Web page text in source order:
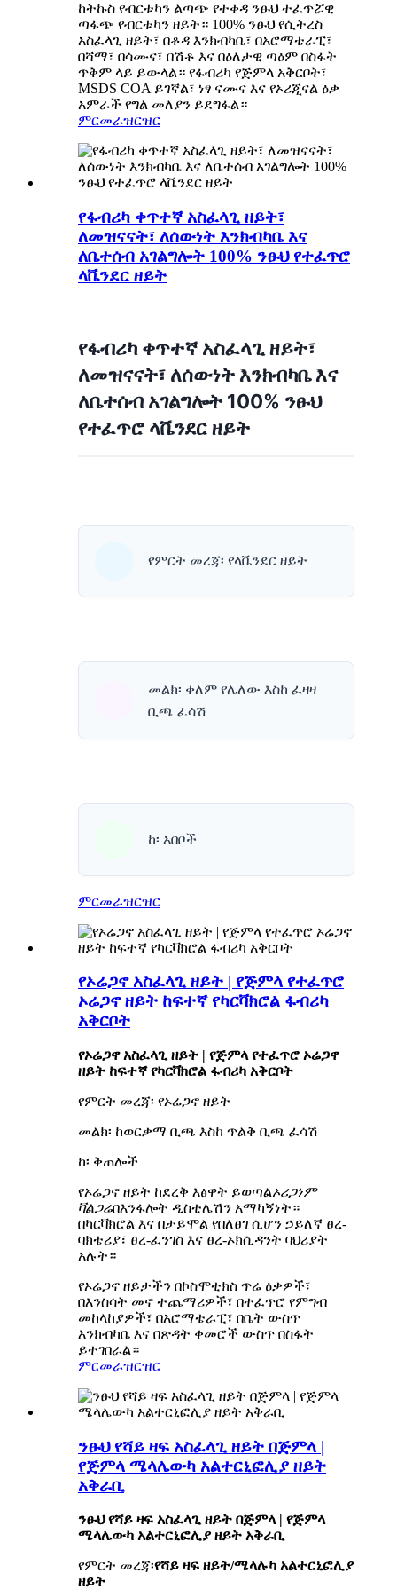
ከትኩስ የብርቱካን ልጣጭ የተቀዳ ንፁህ ተፈጥሯዊ
ጣፋጭ የብርቱካን ዘይት። 100% ንፁህ የሲትረስ
አስፈላጊ ዘይት፣ በቆዳ እንክብካቤ፣ በአሮማቴራፒ፣
በሻማ፣ በሳሙና፣ በሽቶ እና በዕለታዊ ጣዕም በስፋት
ጥቅም ላይ ይውላል። የፋብሪካ የጅምላ አቅርቦት፣
MSDS COA ይገኛል፣ ነፃ ናሙና እና የኦሪጂናል ዕቃ
አምራች የግል መለያን ይደግፋል።
ምርመራዝርዝር
የፋብሪካ ቀጥተኛ አስፈላጊ ዘይት፣
ለመዝናናት፣ ለሰውነት እንክብካቤ እና
ለቤተሰብ አገልግሎት 100% ንፁህ የተፈጥሮ
ላቬንደር ዘይት
የፋብሪካ ቀጥተኛ አስፈላጊ ዘይት፣
ለመዝናናት፣ ለሰውነት እንክብካቤ እና
ለቤተሰብ አገልግሎት 100% ንፁህ
የተፈጥሮ ላቬንደር ዘይት
የምርት መረጃ፡ የላቬንደር ዘይት
መልክ፡ ቀለም የሌለው እስከ ፈዛዛ
ቢጫ ፈሳሽ
ከ፡ አበቦች
ምርመራዝርዝር
የኦሬጋኖ አስፈላጊ ዘይት | የጅምላ የተፈጥሮ
ኦሬጋኖ ዘይት ከፍተኛ የካርቫክሮል ፋብሪካ
አቅርቦት
የኦሬጋኖ አስፈላጊ ዘይት | የጅምላ የተፈጥሮ ኦሬጋኖ
ዘይት ከፍተኛ የካርቫክሮል ፋብሪካ አቅርቦት
የምርት መረጃ፡ የኦሬጋኖ ዘይት
መልክ፡ ከወርቃማ ቢጫ እስከ ጥልቅ ቢጫ ፈሳሽ
ከ፡ ቅጠሎች
የኦሬጋኖ ዘይት ከደረቅ እፅዋት ይወጣልኦሪጋነም
ቫልጋሬበእንፋሎት ዲስቲሌሽን አማካኝነት።
በካርቫክሮል እና በታይሞል የበለፀገ ሲሆን ኃይለኛ ፀረ-
ባክቴሪያ፣ ፀረ-ፈንገስ እና ፀረ-ኦክሲዳንት ባህሪያት
አሉት።
የኦሬጋኖ ዘይታችን በኮስሞቲክስ ጥሬ ዕቃዎች፣
በእንስሳት መኖ ተጨማሪዎች፣ በተፈጥሮ የምግብ
መከላከያዎች፣ በአሮማቴራፒ፣ በቤት ውስጥ
እንክብካቤ እና በጽዳት ቀመሮች ውስጥ በስፋት
ይተገበራል።
ምርመራዝርዝር
ንፁህ የሻይ ዛፍ አስፈላጊ ዘይት በጅምላ |
የጅምላ ሜላሌውካ አልተርኒፎሊያ ዘይት
አቅራቢ
ንፁህ የሻይ ዛፍ አስፈላጊ ዘይት በጅምላ | የጅምላ
ሜላሌውካ አልተርኒፎሊያ ዘይት አቅራቢ
የምርት መረጃ፡የሻይ ዛፍ ዘይት/ሜላሉካ አልተርኒፎሊያ
ዘይት